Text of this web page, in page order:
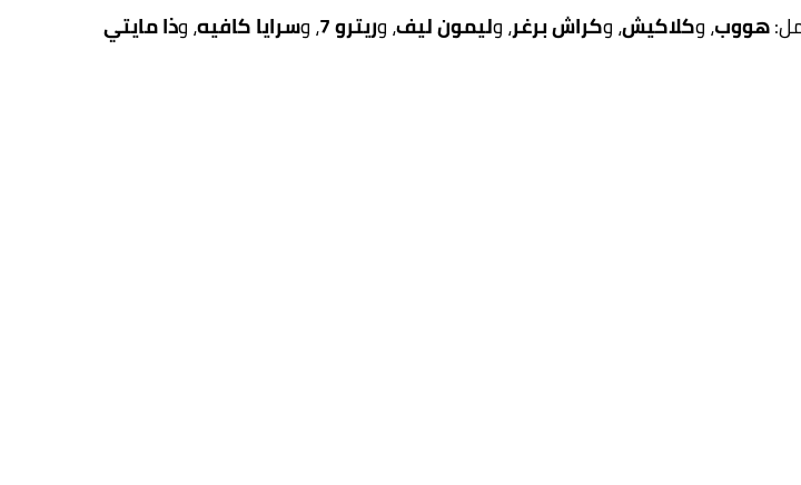
هووب، وكلاكيش، وكراش برغر، وليمون ليف، وريترو 7 ، وسرايا كافيه، وذا مايتي